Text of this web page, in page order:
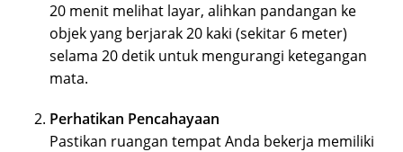
20 menit melihat layar, alihkan pandangan ke
objek yang berjarak 20 kaki (sekitar 6 meter)
selama 20 detik untuk mengurangi ketegangan
mata.
Perhatikan Pencahayaan
Pastikan ruangan tempat Anda bekerja memiliki